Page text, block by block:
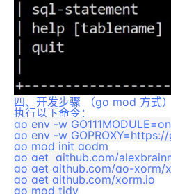
四、开发步骤 （go mod 方式）
执行以下命令：
go env -w GO111MODULE=on
go env -w
go mod init godm
go get  github.com/
go get github.com/go-xorm/
go get github.com/xorm.io